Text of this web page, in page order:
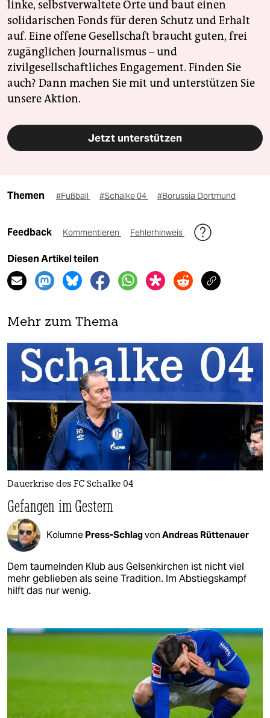
linke, selbstverwaltete Orte und baut einen
solidarischen Fonds für deren Schutz und Erhalt
auf. Eine offene Gesellschaft braucht guten, frei
zugänglichen Journalismus – und
zivilgesellschaftliches Engagement. Finden Sie
auch? Dann machen Sie mit und unterstützen Sie
unsere Aktion.
Jetzt unterstützen
Themen #Fußball #Schalke 04 #Borussia Dortmund
Feedback Kommentieren Fehlerhinweis
Diesen Artikel teilen
Mehr zum Thema
Dauerkrise des FC Schalke 04
Gefangen im Gestern
Kolumne Press-Schlagvon Andreas Rüttenauer
Dem taumelnden Klub aus Gelsenkirchen ist nicht viel
mehr geblieben als seine Tradition. Im Abstiegskampf
hilft das nur wenig.